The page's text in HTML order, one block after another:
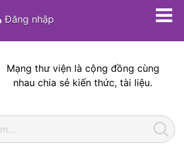
Đăng nhập
Mạng thư viện là cộng đồng cùng
nhau chia sẻ kiến thức, tài liệu.